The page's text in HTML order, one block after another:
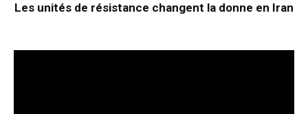
Les unités de résistance changent la donne en Iran